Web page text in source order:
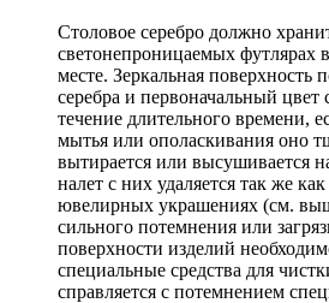
Столовое серебро должно
светонепроницаемых футлярах
месте. Зеркальная поверхность
серебра и первоначальный цвет
течение длительного времени,
мытья или ополаскивания оно
вытирается или высушивается
налет с них удаляется так же
ювелирных украшениях (см.
сильного потемнения или
поверхности изделий
специальные средства для
справляется с потемнением